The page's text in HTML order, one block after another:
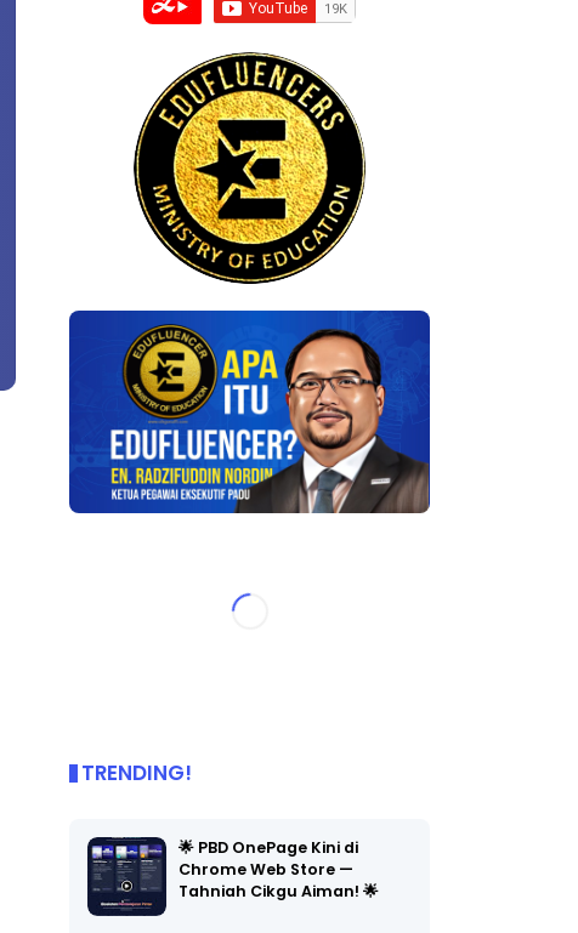
TRENDING!
🌟 PBD OnePage Kini di
Chrome Web Store —
Tahniah Cikgu Aiman! 🌟